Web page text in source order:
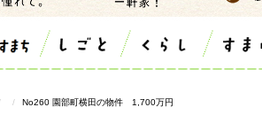
No260 園部町横田の物件 1,700万円